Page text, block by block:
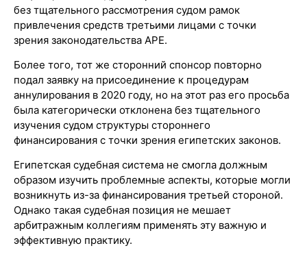
без тщательного рассмотрения судом рамок
привлечения средств третьими лицами с точки
зрения законодательства АРЕ.
Более того, тот же сторонний спонсор повторно
подал заявку на присоединение к процедурам
аннулирования в 2020 году, но на этот раз его просьба
была категорически отклонена без тщательного
изучения судом структуры стороннего
финансирования с точки зрения египетских законов.
Египетская судебная система не смогла должным
образом изучить проблемные аспекты, которые могли
возникнуть из-за финансирования третьей стороной.
Однако такая судебная позиция не мешает
арбитражным коллегиям применять эту важную и
эффективную практику.